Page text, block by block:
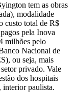
tem as obras
modalidade
custo total de R$
pela Inova
milhões pelo
Nacional de
ou seja, mais
privado. Vale
dos hospitais
interior paulista.